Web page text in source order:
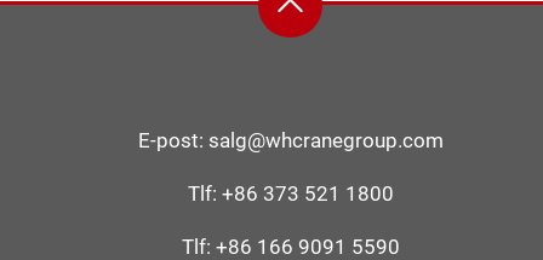
E-post: salg@whcranegroup.com
Tlf: +86 373 521 1800
Tlf: +86 166 9091 5590